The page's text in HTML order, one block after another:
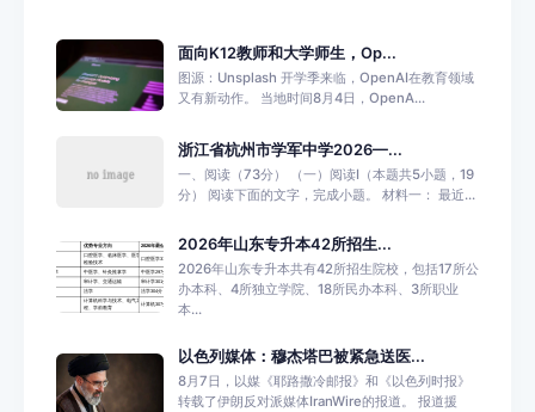
面向K12教师和大学师生，Op...
图源：Unsplash 开学季来临，OpenAI在教育领域
又有新动作。 当地时间8月4日，OpenA...
浙江省杭州市学军中学2026—...
一、阅读（73分） （一）阅读Ⅰ（本题共5小题，19
分） 阅读下面的文字，完成小题。 材料一： 最近...
2026年山东专升本42所招生...
2026年山东专升本共有42所招生院校，包括17所公
办本科、4所独立学院、18所民办本科、3所职业
本...
以色列媒体：穆杰塔巴被紧急送医...
8月7日，以媒《耶路撒冷邮报》和《以色列时报》
转载了伊朗反对派媒体IranWire的报道。 报道援